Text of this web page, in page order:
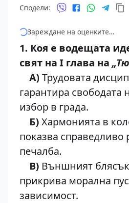
Сподели:
Зареждане на оценките…
1. Коя е водещата
свят на I глава на
А) Трудовата
гарантира свободата
избор в града.
Б) Хармонията в
показва справедливо
печалба.
В) Външният
прикрива морална
зависимост.